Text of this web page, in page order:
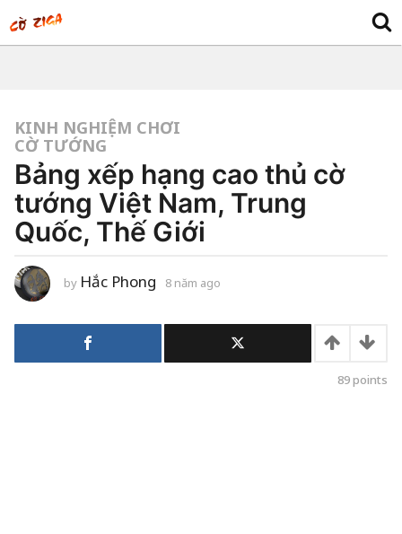
KINH NGHIỆM CHƠI
CỜ TƯỚNG
Bảng xếp hạng cao thủ cờ
tướng Việt Nam, Trung
Quốc, Thế Giới
by Hắc Phong 8 năm ago
m
89points